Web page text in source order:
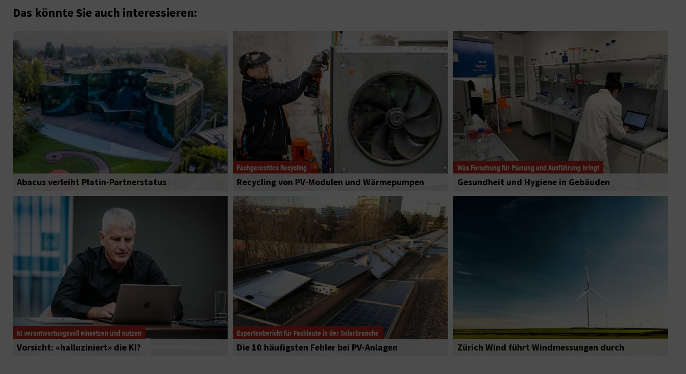
Das könnte Sie auch interessieren:
Abacus verleiht Platin-Partnerstatus
Fachgerechtes Recycling
Recycling von PV-Modulen und Wärmepumpen
Was Forschung für Planung und Ausführung bringt
Gesundheit und Hygiene in Gebäuden
KI verantwortungsvoll einsetzen und nutzen
Vorsicht: «halluziniert» die KI?
Expertenbericht für Fachleute in der Solarbranche
Die 10 häufigsten Fehler bei PV-Anlagen Zürich Wind führt Windmessungen durch